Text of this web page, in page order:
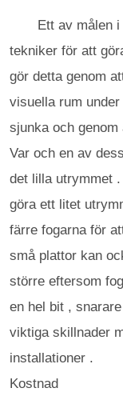
Ett av målen
tekniker för att
gör detta genom
visuella rum
sjunka och
Var och en av
det lilla utrymmet
göra ett litet
färre fogarna för
små plattor kan
större eftersom
en hel bit ,
viktiga skillnader
installationer .
Kostnad